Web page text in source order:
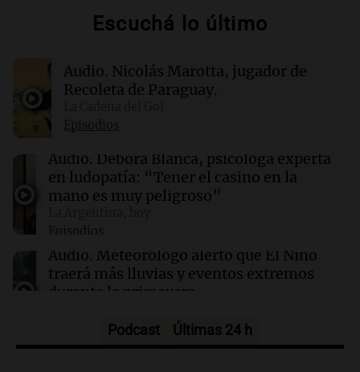
de Propiedad Privada frente al Congreso
19:49 Sociedad
"La droga era mía y ni siquiera tuvimos sexo":
Candela Arizaga contó cómo fue su noche con
Moyano
Incidentes frente al Congreso: diez detenidos
y dos heridos tras la marcha
Escuchá lo último
Audio. Nicolás Marotta, jugador de
Recoleta de Paraguay.
Episodios
Audio. Débora Blanca, psicóloga experta
en ludopatía: “Tener el casino en la
mano es muy peligroso”
Episodios
Audio. Meteorólogo alertó que El Niño
traerá más lluvias y eventos extremos
durante la primavera
Audio.Córdoba sigue trabajando para
Podcast Últimas 24 h